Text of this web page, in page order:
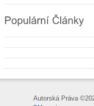
Autorská Práva ©